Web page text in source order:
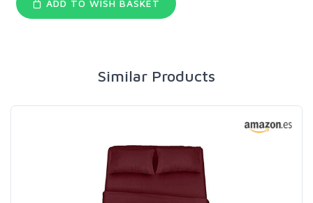
ADD TO WISH BASKET
Similar Products